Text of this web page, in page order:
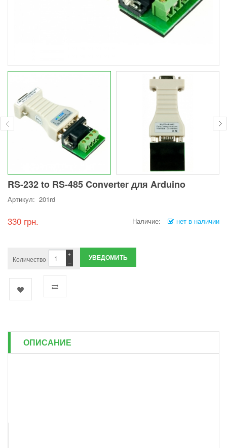
RS-232 to RS-485 Converter для Arduino
Артикул: 201rd
330 грн. Наличие: нет в наличии
Количество −
+ УВЕДОМИТЬ
ОПИСАНИЕ